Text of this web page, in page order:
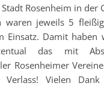
Rosenheim in der
waren jeweils 5
Einsatz. Damit haben
das mit
Rosenheimer
Vielen